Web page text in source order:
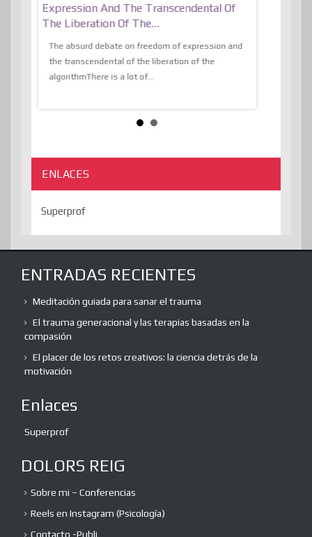
Expression And The Transcendental Of
The Liberation Of The…
The absurd debate on freedom of expression and
the transcendental of the liberation of the
algorithmThere is a lot of...
ENLACES
Superprof
ENTRADAS RECIENTES
Meditación guiada para sanar el trauma
El trauma generacional y las terapias basadas en la
compasión
El placer de los retos creativos: la ciencia detrás de la
motivación
Enlaces
Superprof
DOLORS REIG
Sobre mi – Conferencias
Reels en Instagram (Psicología)
Contacto -Publi